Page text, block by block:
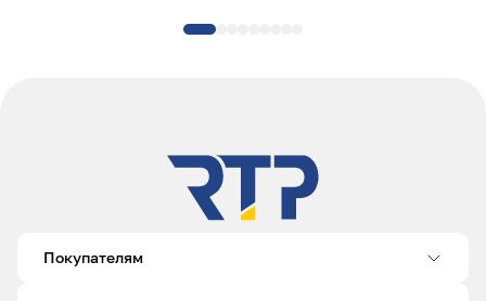
Покупателям